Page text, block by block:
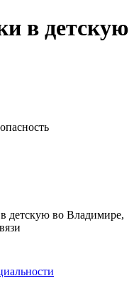
в детскую
детскую во Владимире,